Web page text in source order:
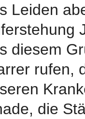
Leiden
diesem
rufen,
die